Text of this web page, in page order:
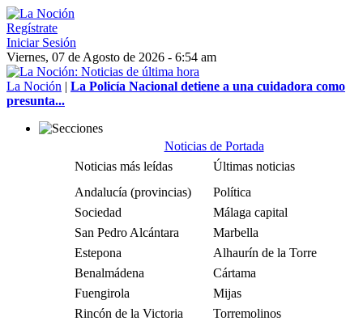
Regístrate
Iniciar Sesión
Viernes, 07 de Agosto de 2026 - 6:54 am
La Noción | La Policía Nacional detiene a una cuidadora como
presunta...
Noticias de Portada
Noticias más leídas
Últimas noticias
Andalucía (provincias)
Política
Sociedad
Málaga capital
San Pedro Alcántara
Marbella
Estepona
Alhaurín de la Torre
Benalmádena
Cártama
Fuengirola
Mijas
Rincón de la Victoria
Torremolinos